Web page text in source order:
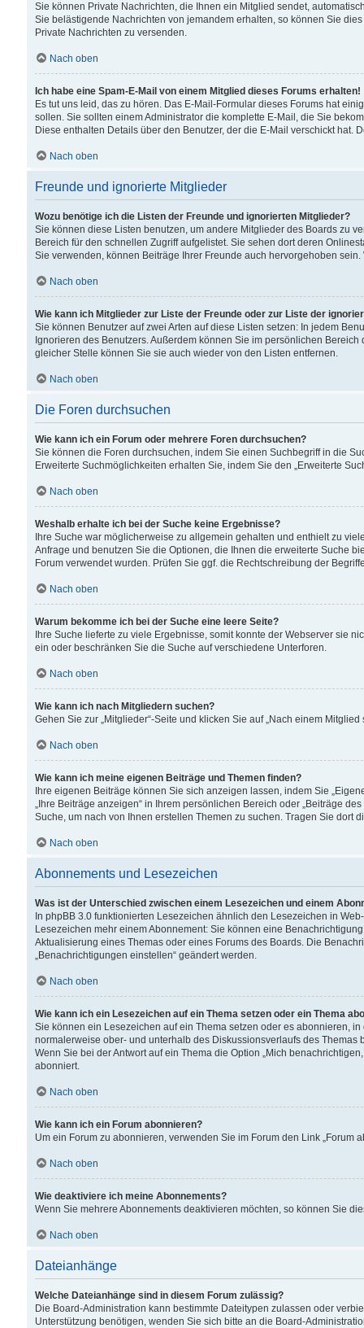
Sie können Private Nachrichten, die Ihnen ein Mitglied sendet,
Sie belästigende Nachrichten von jemandem erhalten, so können Sie
Private Nachrichten zu versenden.
Nach oben
Ich habe eine Spam-E-Mail von einem Mitglied dieses Forums erhalten!
Es tut uns leid, das zu hören. Das E-Mail-Formular dieses Forums hat
sollen. Sie sollten einem Administrator die komplette E-Mail, die Sie
Diese enthalten Details über den Benutzer, der die E-Mail verschickt hat.
Nach oben
Freunde und ignorierte Mitglieder
Wozu benötige ich die Listen der Freunde und ignorierten Mitglieder?
Sie können diese Listen benutzen, um andere Mitglieder des Boards zu
Bereich für den schnellen Zugriff aufgelistet. Sie sehen dort deren
Sie verwenden, können Beiträge Ihrer Freunde auch hervorgehoben
Nach oben
Wie kann ich Mitglieder zur Liste der Freunde oder zur Liste der
Sie können Benutzer auf zwei Arten auf diese Listen setzen: In jedem
Ignorieren des Benutzers. Außerdem können Sie im persönlichen
gleicher Stelle können Sie sie auch wieder von den Listen entfernen.
Nach oben
Die Foren durchsuchen
Wie kann ich ein Forum oder mehrere Foren durchsuchen?
Sie können die Foren durchsuchen, indem Sie einen Suchbegriff in die
Erweiterte Suchmöglichkeiten erhalten Sie, indem Sie den „Erweiterte
Nach oben
Weshalb erhalte ich bei der Suche keine Ergebnisse?
Ihre Suche war möglicherweise zu allgemein gehalten und enthielt zu
Anfrage und benutzen Sie die Optionen, die Ihnen die erweiterte Suche
Forum verwendet wurden. Prüfen Sie ggf. die Rechtschreibung der
Nach oben
Warum bekomme ich bei der Suche eine leere Seite?
Ihre Suche lieferte zu viele Ergebnisse, somit konnte der Webserver sie
ein oder beschränken Sie die Suche auf verschiedene Unterforen.
Nach oben
Wie kann ich nach Mitgliedern suchen?
Gehen Sie zur „Mitglieder“-Seite und klicken Sie auf „Nach einem Mitglied
Nach oben
Wie kann ich meine eigenen Beiträge und Themen finden?
Ihre eigenen Beiträge können Sie sich anzeigen lassen, indem Sie
„Ihre Beiträge anzeigen“ in Ihrem persönlichen Bereich oder „Beiträge
Suche, um nach von Ihnen erstellen Themen zu suchen. Tragen Sie dort
Nach oben
Abonnements und Lesezeichen
Was ist der Unterschied zwischen einem Lesezeichen und einem
In phpBB 3.0 funktionierten Lesezeichen ähnlich den Lesezeichen in
Lesezeichen mehr einem Abonnement: Sie können eine
Aktualisierung eines Themas oder eines Forums des Boards. Die
„Benachrichtigungen einstellen“ geändert werden.
Nach oben
Wie kann ich ein Lesezeichen auf ein Thema setzen oder ein Thema
Sie können ein Lesezeichen auf ein Thema setzen oder es abonnieren,
normalerweise ober- und unterhalb des Diskussionsverlaufs des Themas
Wenn Sie bei der Antwort auf ein Thema die Option „Mich
abonniert.
Nach oben
Wie kann ich ein Forum abonnieren?
Um ein Forum zu abonnieren, verwenden Sie im Forum den Link „Forum
Nach oben
Wie deaktiviere ich meine Abonnements?
Wenn Sie mehrere Abonnements deaktivieren möchten, so können Sie
Nach oben
Dateianhänge
Welche Dateianhänge sind in diesem Forum zulässig?
Die Board-Administration kann bestimmte Dateitypen zulassen oder
Unterstützung benötigen, wenden Sie sich bitte an die Board-